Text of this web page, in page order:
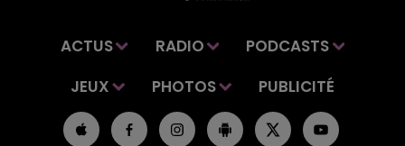
ACTUS RADIO
PODCASTS
JEUX
PHOTOS PUBLICITÉ